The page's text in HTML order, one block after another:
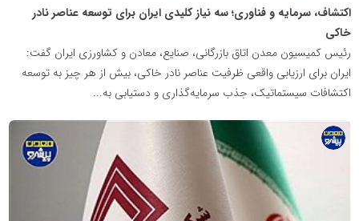
اکتشاف، سرمایه و فناوری؛ سه نیاز کلیدی ایران برای توسعه عناصر نادر
خاکی
رئیس کمیسیون معدن اتاق بازرگانی، صنایع، معادن و کشاورزی ایران گفت:
ایران برای ارزیابی واقعی ظرفیت عناصر نادر خاکی، بیش از هر چیز به توسعه
اکتشافات سیستماتیک، جذب سرمایه‌گذاری و دستیابی به...